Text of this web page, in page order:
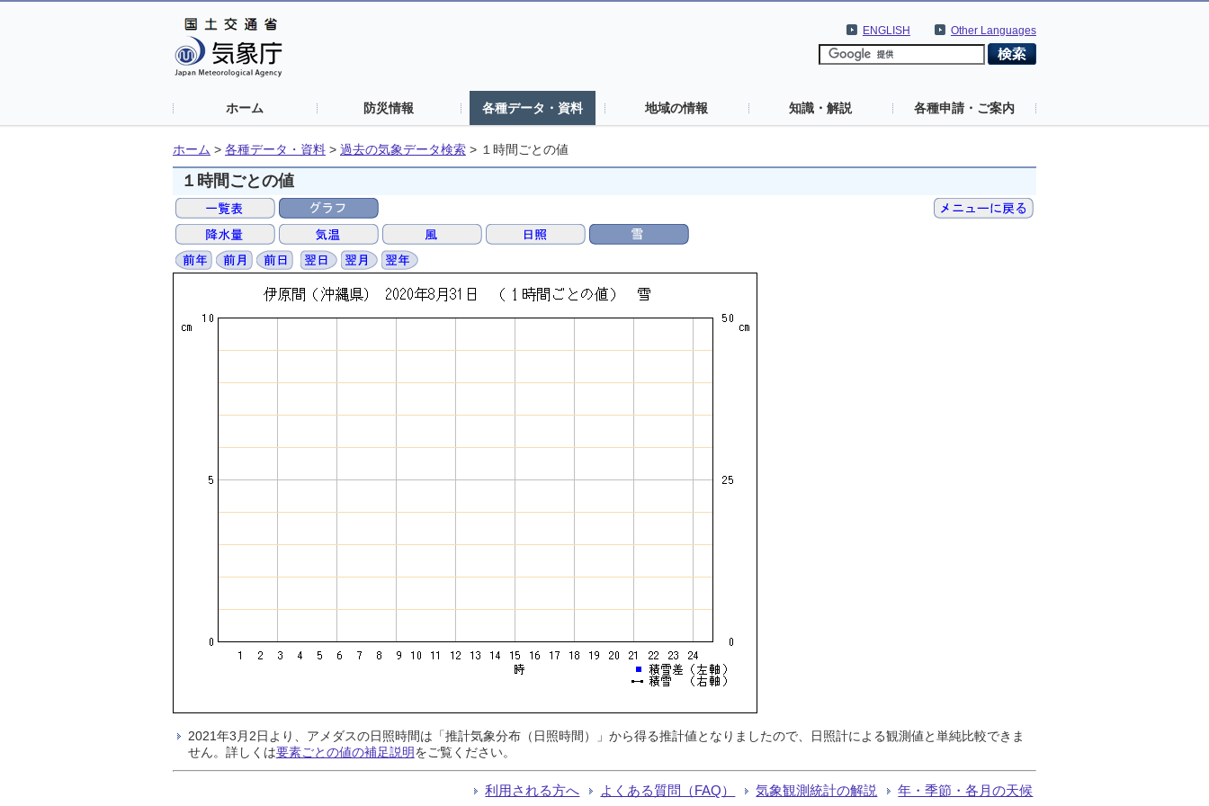
Other Languages
ENGLISH
ホーム 防災情報 各種データ・資料 地域の情報 知識・解説 各種申請・ご案内
ホーム > 各種データ・資料 > 過去の気象データ検索 > １時間ごとの値
１時間ごとの値
2021年3月2日より、アメダスの日照時間は「推計気象分布（日照時間）」から得る推計値となりましたので、日照計による観測値と単純比較できま
せん。詳しくは要素ごとの値の補足説明をご覧ください。
利用される方へ よくある質問（FAQ） 気象観測統計の解説 年・季節・各月の天候